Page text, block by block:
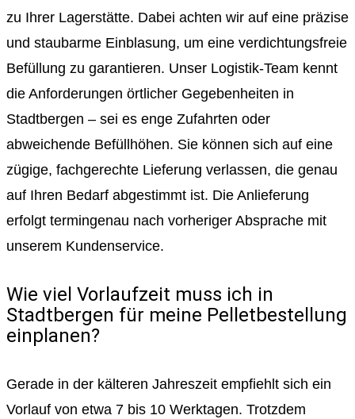
zu Ihrer Lagerstätte. Dabei achten wir auf eine präzise
und staubarme Einblasung, um eine verdichtungsfreie
Befüllung zu garantieren. Unser Logistik-Team kennt
die Anforderungen örtlicher Gegebenheiten in
Stadtbergen – sei es enge Zufahrten oder
abweichende Befüllhöhen. Sie können sich auf eine
zügige, fachgerechte Lieferung verlassen, die genau
auf Ihren Bedarf abgestimmt ist. Die Anlieferung
erfolgt termingenau nach vorheriger Absprache mit
unserem Kundenservice.
Wie viel Vorlaufzeit muss ich in
Stadtbergen für meine Pelletbestellung
einplanen?
Gerade in der kälteren Jahreszeit empfiehlt sich ein
Vorlauf von etwa 7 bis 10 Werktagen. Trotzdem